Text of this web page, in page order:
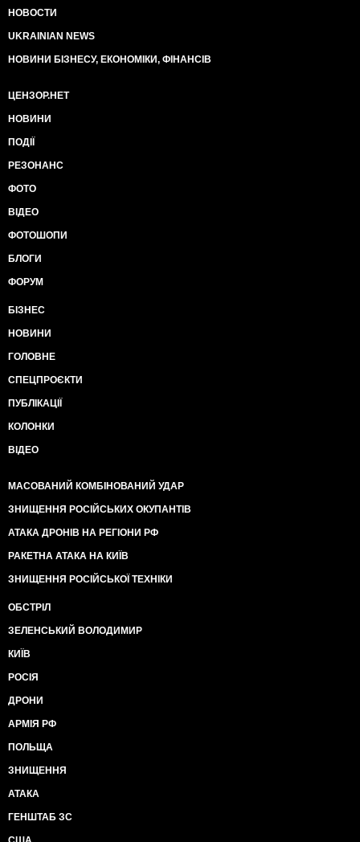
НОВОСТИ
UKRAINIAN NEWS
НОВИНИ БІЗНЕСУ, ЕКОНОМІКИ, ФІНАНСІВ
ЦЕНЗОР.НЕТ
НОВИНИ
ПОДІЇ
РЕЗОНАНС
ФОТО
ВІДЕО
ФОТОШОПИ
БЛОГИ
ФОРУМ
БІЗНЕС
НОВИНИ
ГОЛОВНЕ
СПЕЦПРОЄКТИ
ПУБЛІКАЦІЇ
КОЛОНКИ
ВІДЕО
МАСОВАНИЙ КОМБІНОВАНИЙ УДАР
ЗНИЩЕННЯ РОСІЙСЬКИХ ОКУПАНТІВ
АТАКА ДРОНІВ НА РЕГІОНИ РФ
РАКЕТНА АТАКА НА КИЇВ
ЗНИЩЕННЯ РОСІЙСЬКОЇ ТЕХНІКИ
ОБСТРІЛ
ЗЕЛЕНСЬКИЙ ВОЛОДИМИР
КИЇВ
РОСІЯ
ДРОНИ
АРМІЯ РФ
ПОЛЬЩА
ЗНИЩЕННЯ
АТАКА
ГЕНШТАБ ЗС